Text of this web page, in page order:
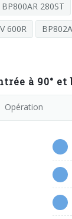
BP800AR 280ST
600R
à 90° et
Opération